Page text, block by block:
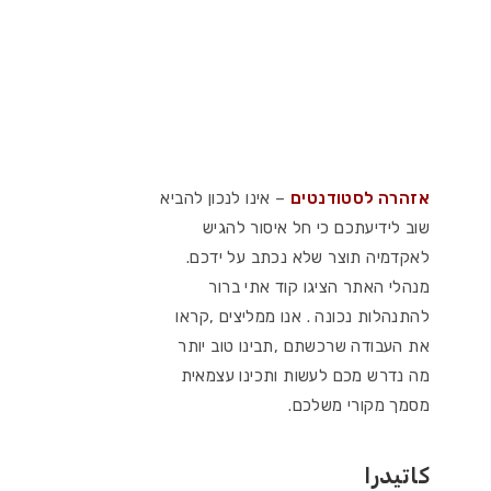
אזהרה לסטודנטים – אינו לנכון להביא
שוב לידיעתכם כי חל איסור להגיש
לאקדמיה תוצר שלא נכתב על ידכם.
מנהלי האתר הציגו קוד אתי ברור
להתנהלות נכונה . אנו ממליצים ,קראו
את העבודה שרכשתם ,תבינו טוב יותר
מה נדרש מכם לעשות ותכינו עצמאית
מסמך מקורי משלכם.
كاتيدرا